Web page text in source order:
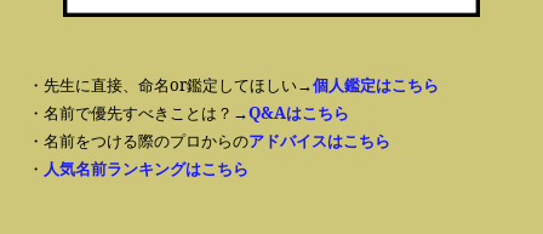
・先生に直接、命名or鑑定してほしい→個人鑑定はこちら
・名前で優先すべきことは？→Q&Aはこちら
・名前をつける際のプロからのアドバイスはこちら
・ 人気名前ランキングはこちら